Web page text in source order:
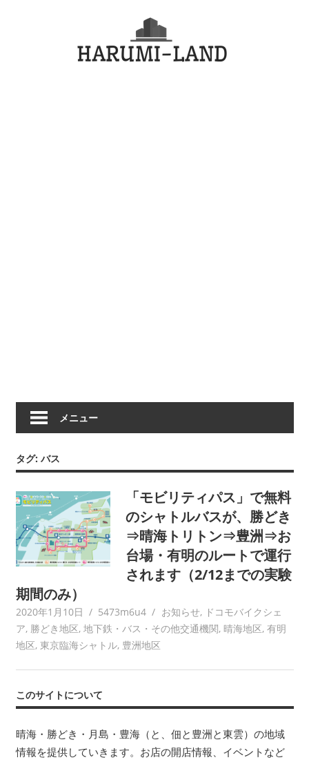
メニュー
タグ: バス
「モビリティパス」で無料
のシャトルバスが、勝どき
⇒晴海トリトン⇒豊洲⇒お
台場・有明のルートで運行
されます（2/12までの実験
期間のみ）
2020年1月10日 5473m6u4 お知らせ, ドコモバイクシェ
ア, 勝どき地区, 地下鉄・バス・その他交通機関, 晴海地区, 有明
地区, 東京臨海シャトル, 豊洲地区
このサイトについて
晴海・勝どき・月島・豊海（と、佃と豊洲と東雲）の地域
情報を提供していきます。お店の開店情報、イベントなど